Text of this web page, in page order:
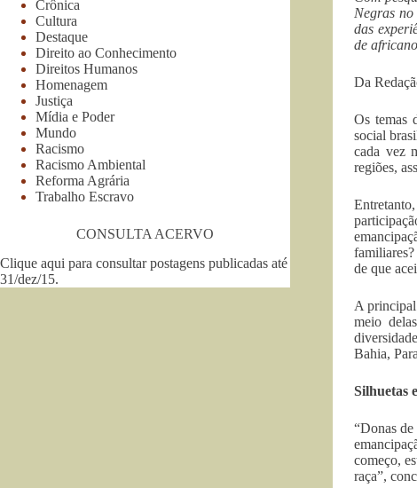
Negras
das
de
Da
Os temas
social
cada vez
regiões,
de que
A principal
meio
Bahia,
Silhuetas
“Donas
começo,
raça”,
Crônica
Cultura
Destaque
Direito ao Conhecimento
Direitos Humanos
Homenagem
Justiça
Mídia e Poder
Mundo
Racismo
Racismo Ambiental
Reforma Agrária
Trabalho Escravo
CONSULTA ACERVO
Clique aqui para consultar postagens publicadas até
31/dez/15.